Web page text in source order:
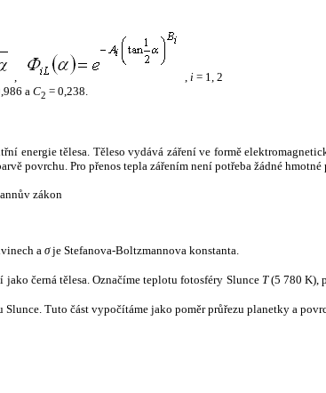
, , i = 1, 2
aC2 = 0,238.
energie tělesa. Těleso vydává záření ve formě
povrchu. Pro přenos tepla zářením není potřeba žádné
zákon
a σje Stefanova-Boltzmannova konstanta.
černá tělesa. Označíme teplotu fotosféry Slunce T(5 780 K),
Tuto část vypočítáme jako poměr průřezu planetky a